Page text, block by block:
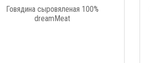
Говядина сыровяленая 100%
dreamMeat